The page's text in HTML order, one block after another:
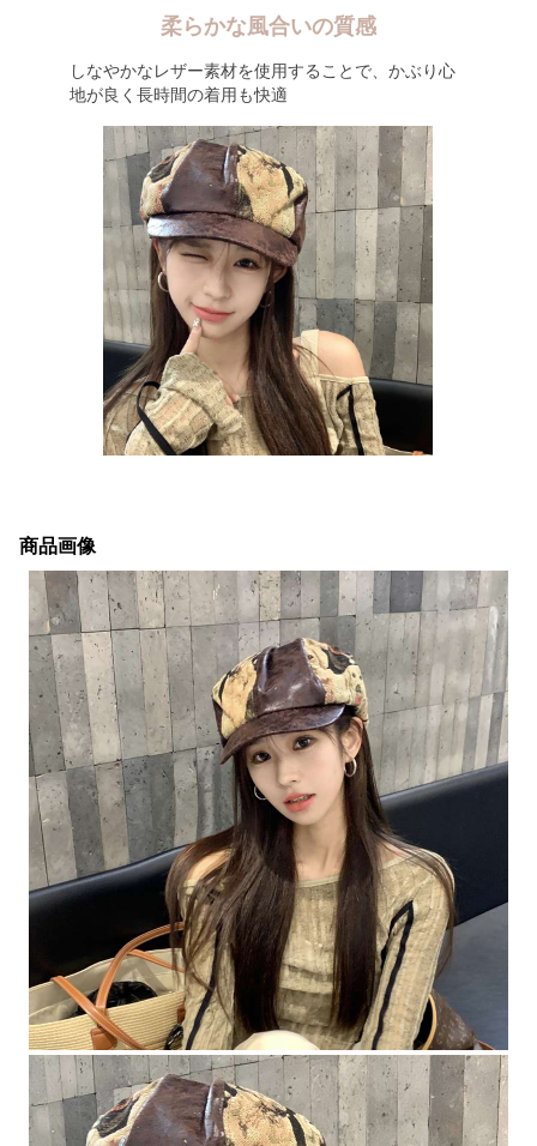
柔らかな風合いの質感
しなやかなレザー素材を使用することで、かぶり心
地が良く長時間の着用も快適
商品画像